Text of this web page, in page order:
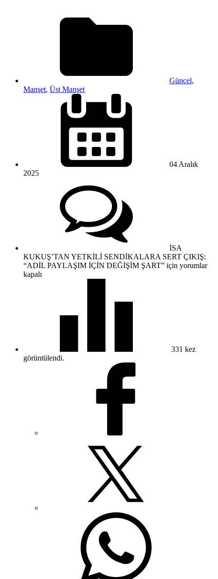
Güncel,
Manşet, Üst Manşet
04 Aralık
2025
İSA
KUKUŞ’TAN YETKİLİ SENDİKALARA SERT ÇIKIŞ:
“ADİL PAYLAŞIM İÇİN DEĞİŞİM ŞART” için yorumlar
kapalı
331 kez
görüntülendi.